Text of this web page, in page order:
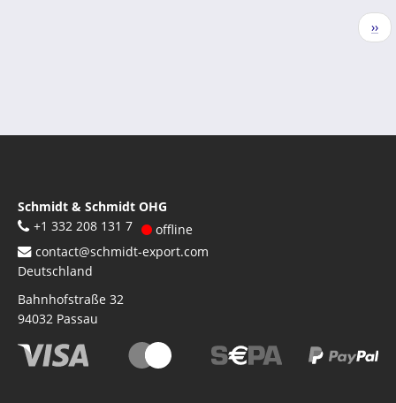
››
Schmidt & Schmidt OHG
+1 332 208 131 7
offline
contact@schmidt-export.com
Deutschland
Bahnhofstraße 32
94032 Passau